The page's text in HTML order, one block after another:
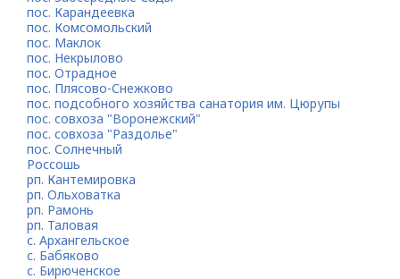
пос. Карандеевка
пос. Комсомольский
пос. Маклок
пос. Некрылово
пос. Отрадное
пос. Плясово-Снежково
пос. подсобного хозяйства санатория им. Цюрупы
пос. совхоза "Воронежский"
пос. совхоза "Раздолье"
пос. Солнечный
Россошь
рп. Кантемировка
рп. Ольховатка
рп. Рамонь
рп. Таловая
с. Архангельское
с. Бабяково
с. Бирюченское